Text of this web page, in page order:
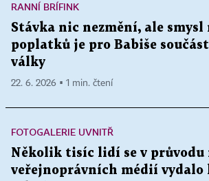
RANNÍ BRÍFINK
Stávka nic nezmění, ale smysl
poplatků je pro Babiše
války
22. 6. 2026 ▪ 1 min. čtení
FOTOGALERIE UVNITŘ
Několik tisíc lidí se v průvodu
veřejnoprávních médií vydalo